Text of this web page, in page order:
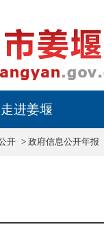
走进姜堰
开 > 政府信息公开年报